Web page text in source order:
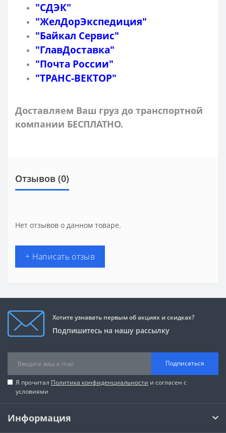
"СДЭК"
"ЖелДорЭкспедиция"
"Байкал Сервис"
"ГлавДоставка"
"Почта России"
"ТРАНС-ВЕКТОР"
Доставляем Ваш груз до транспортной
компании БЕСПЛАТНО.
Отзывов (0)
Нет отзывов о данном товаре.
+ Написать отзыв
Хотите узнавать первым об акциях и скидках?
Подпишитесь на нашу рассылку
Подписаться
Я прочитал Политика конфиденциальности и согласен с
условиями
Информация